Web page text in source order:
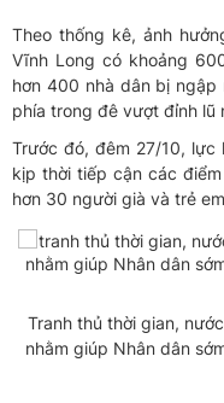
Theo thống kê, ảnh
Vĩnh Long có khoảng
hơn 400 nhà dân bị
phía trong đê vượt đỉnh lũ
Trước đó, đêm 27/10, lực
kịp thời tiếp cận các
hơn 30 người già và trẻ
Tranh thủ thời gian,
nhằm giúp Nhân dân